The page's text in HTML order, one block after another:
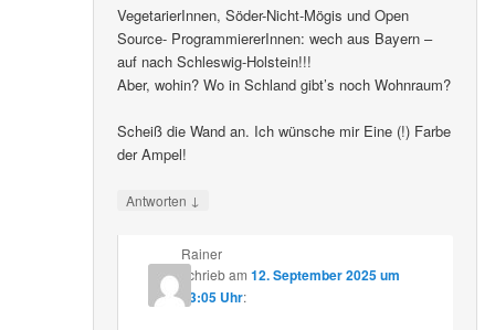
VegetarierInnen, Söder-Nicht-Mögis und Open
Source- ProgrammiererInnen: wech aus Bayern –
auf nach Schleswig-Holstein!!!
Aber, wohin? Wo in Schland gibt’s noch Wohnraum?
Scheiß die Wand an. Ich wünsche mir Eine (!) Farbe
der Ampel!
Antworten ↓
Rainer
schriebam 12. September 2025 um
23:05 Uhr: